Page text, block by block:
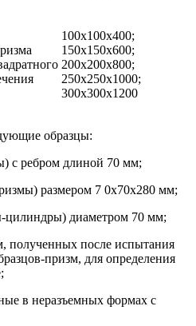
100x100x400;
150x150x600;
200x200x800;
250x250x1000;
300x300x1200
образцы:
с ребром длиной 70 мм;
размером 7 0x70x280 мм;
цилиндры) диаметром 70 мм;
полученных после испытания
призм, для определения
в неразъемных формах с